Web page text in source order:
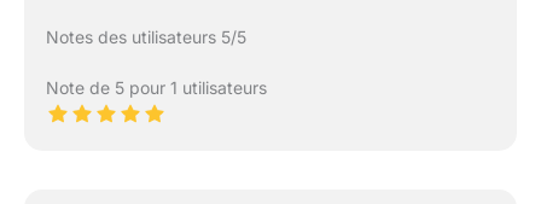
Notes des utilisateurs 5/5
Note de 5 pour 1 utilisateurs